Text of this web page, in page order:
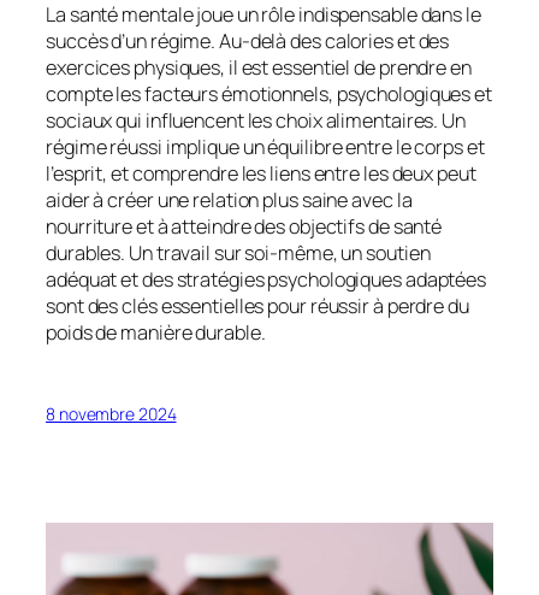
La santé mentale joue un rôle indispensable dans le
succès d’un régime. Au-delà des calories et des
exercices physiques, il est essentiel de prendre en
compte les facteurs émotionnels, psychologiques et
sociaux qui influencent les choix alimentaires. Un
régime réussi implique un équilibre entre le corps et
l’esprit, et comprendre les liens entre les deux peut
aider à créer une relation plus saine avec la
nourriture et à atteindre des objectifs de santé
durables. Un travail sur soi-même, un soutien
adéquat et des stratégies psychologiques adaptées
sont des clés essentielles pour réussir à perdre du
poids de manière durable.
8 novembre 2024